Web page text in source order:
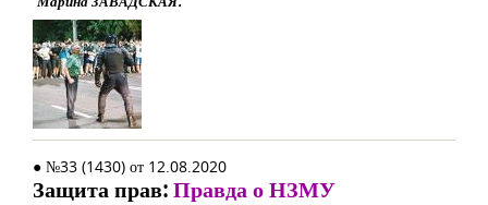
● №33 (1430) от 12.08.2020
Защита прав:Правда о НЗМУ